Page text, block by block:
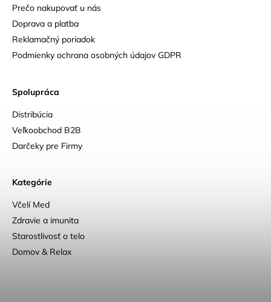
Prečo nakupovať u nás
Doprava a platba
Reklamačný poriadok
Podmienky ochrana osobných údajov GDPR
Spolupráca
Distribúcia
Veľkoobchod B2B
Darčeky pre Firmy
Kategórie
Včelí Med
Zdravie a imunita
Starostlivosť o telo
Domov & Relax